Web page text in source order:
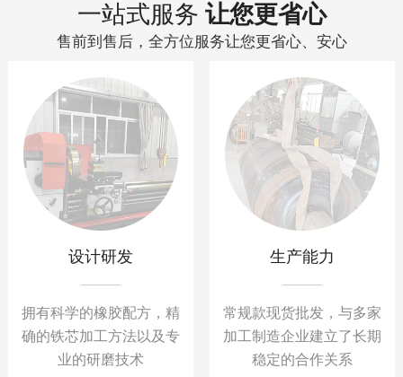
一站式服务 让您更省心
售前到售后，全方位服务让您更省心、安心
设计研发
拥有科学的橡胶配方，精
确的铁芯加工方法以及专
业的研磨技术
生产能力
常规款现货批发，与多家
加工制造企业建立了长期
稳定的合作关系